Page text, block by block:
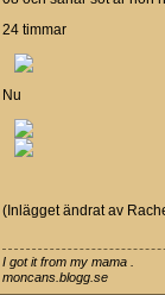
24 timmar
Nu
(Inlägget ändrat av
I got it from my mama .
moncans.blogg.se